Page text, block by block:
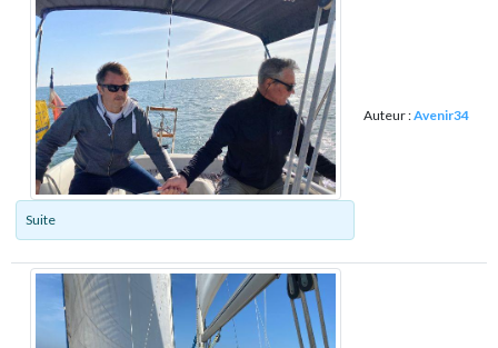
Suite
Auteur :Avenir34